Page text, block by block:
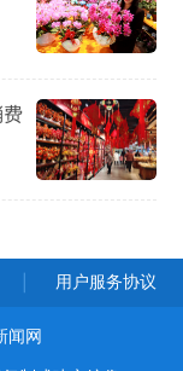
用户服务协议
闻网